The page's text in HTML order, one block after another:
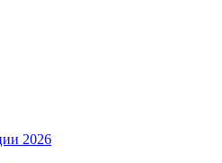
2026